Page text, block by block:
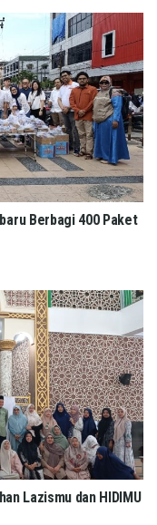
Berbagi 400 Paket
Lazismu dan HIDIMU